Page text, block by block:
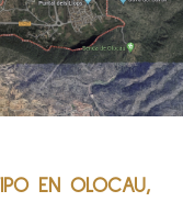
EN OLOCAU,